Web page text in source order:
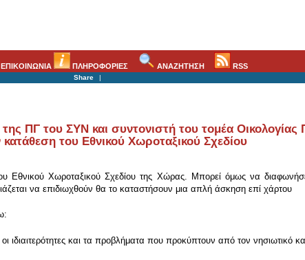
ΕΠΙΚΟΙΝΩΝΙΑ ΠΛΗΡΟΦΟΡΙΕΣ ΑΝΑΖΗΤΗΣΗ RSS
Share |
ΠΓ του ΣΥΝ και συντονιστή του τομέα Οικολογίας
του Εθνικού Χωροταξικού Σχεδίου
Εθνικού Χωροταξικού Σχεδίου της Χώρας. Μπορεί όμως να
να επιδιωχθούν θα το καταστήσουν μια απλή άσκηση επί χάρτου
και τα προβλήματα που προκύπτουν από τον νησιωτικό